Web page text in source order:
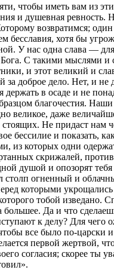
чтобы иметь вам из
и душевная
возвратимся;
бесславия, хотя бы
У нас одна слава —
С такими
и этот великий и
доброе дело. Нет, и
в осаде и не
благочестия.
великое, даже
Не придаст нам
и показать,
которых одни
скрижалей,
душой и опозорят
огненный и
которыми
тобой изведано.
Да и что
к делу? Для
все было по-
первой
согласия; скорее